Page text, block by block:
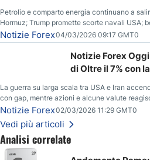
Petrolio e comparto energia continuano a
Hormuz; Trump promette scorte navali USA;
del gas naturale mette pressione all’euro.
Notizie Forex04/03/2026 09:17 GMT0
Notizie Forex
di Oltre il 7% con
La guerra su larga scala tra USA e Iran
con gap, mentre azioni e alcune valute
livelli da monitorare.
Notizie Forex02/03/2026 11:29 GMT0
Vedi più articoli
Analisi correlate